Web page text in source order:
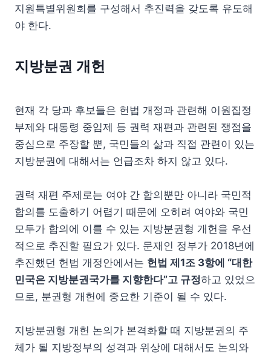
지원특별위원회를 구성해서 추진력을 갖도록 유도해
야 한다.
지방분권 개헌
현재 각 당과 후보들은 헌법 개정과 관련해 이원집정
부제와 대통령 중임제 등 권력 재편과 관련된 쟁점을
중심으로 주장할 뿐, 국민들의 삶과 직접 관련이 있는
지방분권에 대해서는 언급조차 하지 않고 있다.
권력 재편 주제로는 여야 간 합의뿐만 아니라 국민적
합의를 도출하기 어렵기 때문에 오히려 여야와 국민
모두가 합의에 이를 수 있는 지방분권형 개헌을 우선
적으로 추진할 필요가 있다. 문재인 정부가 2018년에
추진했던 헌법 개정안에서는 헌법 제1조 3항에 “대한
민국은 지방분권국가를 지향한다”고 규정하고 있었으
므로, 분권형 개헌에 중요한 기준이 될 수 있다.
지방분권형 개헌 논의가 본격화할 때 지방분권의 주
체가 될 지방정부의 성격과 위상에 대해서도 논의와